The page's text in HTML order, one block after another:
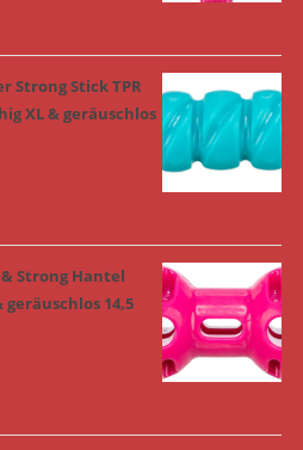
Strong Stick TPR
XL & geräuschlos
Strong Hantel
14,5